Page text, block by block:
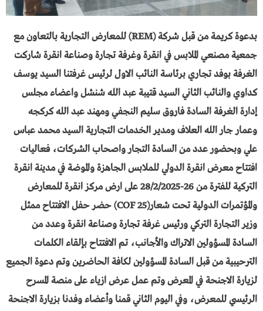
بدعوة كريمة من قبل شركة (REM) للمعارض التجارية بالتعاون مع
جمعية مصنعي الملابس في انقرة وغرفة تجارة وصناعة انقرة شاركت
الغرفة بوفد تجاري برئاسة النائب الاول لرئيس غرفتنا السيد يوسف
كداوي والنائب الثاني السيد قتيبة عبد الله شنشل واعضاء مجلس
إدارة الغرفة السادة فاروق سليم النجفي ومهند عبد الله كركجه
وعمار جار الله العلاف ومدير الخدمات التجارية السيد محمد عباس
علي وبحضور عدد من السادة التجار واصحاب الشركات، فعاليات
افتتاح معرض انقرة الدولي للملابس الجاهزة والموضة في مدينة انقرة
التركية للفترة من 26-28/2/2025 على ارض مركز انقرة للمعارض
والمؤتمرات الدولية تحت شعار(COF 25) حضر حفل الافتتاح ممثل
وزير التجارة التركي ورئيس غرفة تجارة وصناعة انقرة وعدد من
السادة المسؤولين الاتراك والأجانب، تم الافتتاح بإلقاء الكلمات
الترحيبية من قبل السادة المسؤولين لكافة الحاضرين وتم دعوة الجميع
لزيارة الاجنحة في المعرض وتم عمل عرض ازياء على منصة المسرح
الرئيسي للمعرض، وفي اليوم الثاني قمنا وأعضاء وفدنا بزيارة الاجنحة